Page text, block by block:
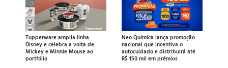
Tupperware amplia linha
Disney e celebra a volta de
Mickey e Minnie Mouse ao
portfólio
Neo Química lança promoção
nacional que incentiva o
autocuidado e distribuirá até
R$ 150 mil em prêmios